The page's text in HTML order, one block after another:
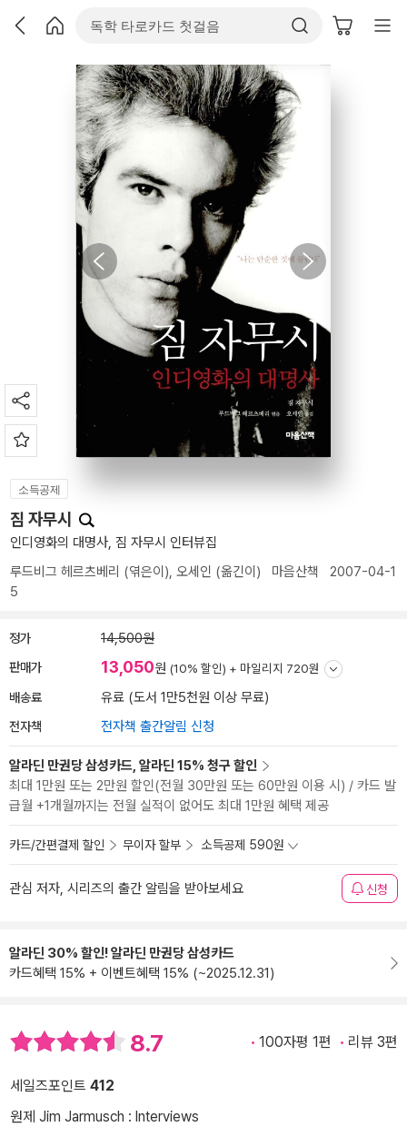
소득공제
짐 자무시
인디영화의 대명사, 짐 자무시 인터뷰집
루드비그 헤르츠베리 (엮은이), 오세인 (옮긴이) 마음산책
2007-04-1
5
정가 14,500원
판매가 13,050원 (10% 할인) + 마일리지 720원
배송료 유료 (도서 1만5천원 이상 무료)
전자책 전자책 출간알림 신청
알라딘 만권당 삼성카드, 알라딘 15% 청구 할인
최대 1만원 또는 2만원 할인(전월 30만원 또는 60만원 이용 시) / 카드 발
급월 +1개월까지는 전월 실적이 없어도 최대 1만원 혜택 제공
카드/간편결제 할인 무이자 할부 소득공제 590원
관심 저자, 시리즈의 출간 알림을 받아보세요 신청
알라딘 30% 할인! 알라딘 만권당 삼성카드
카드혜택 15% + 이벤트혜택 15% (~2025.12.31)
8.7 100자평 1편 리뷰 3편
세일즈포인트 412
원제 Jim Jarmusch : Interviews